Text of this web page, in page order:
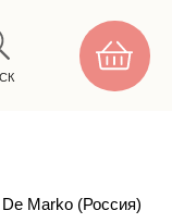
De Marko (Россия)